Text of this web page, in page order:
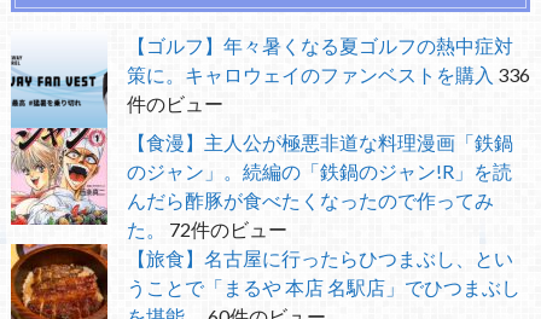
【ゴルフ】年々暑くなる夏ゴルフの熱中症対
策に。キャロウェイのファンベストを購入 336
件のビュー
【食漫】主人公が極悪非道な料理漫画「鉄鍋
のジャン」。続編の「鉄鍋のジャン!R」を読
んだら酢豚が食べたくなったので作ってみ
た。
72件のビュー
【旅食】名古屋に行ったらひつまぶし、とい
うことで「まるや 本店 名駅店」でひつまぶし